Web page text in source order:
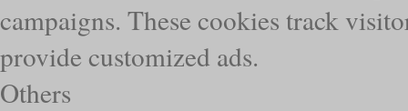
campaigns. These cookies track
provide customized ads.
Others